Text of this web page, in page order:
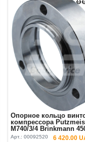
Опорное кольцо
компрессора
М740/3/4 Brinkmann
Original
Арт.: 00092520 6 420.00